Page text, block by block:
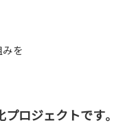
を
ロジェクトです。